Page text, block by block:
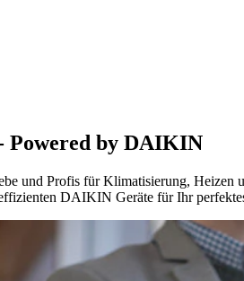
Powered by DAIKIN
und Profis für Klimatisierung,
DAIKIN Geräte für Ihr